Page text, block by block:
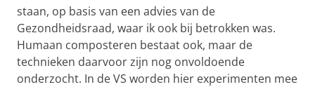
staan, op basis van een advies van de
Gezondheidsraad, waar ik ook bij betrokken was.
Humaan composteren bestaat ook, maar de
technieken daarvoor zijn nog onvoldoende
onderzocht. In de VS worden hier experimenten mee